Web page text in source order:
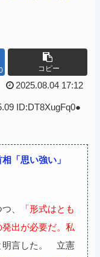
コピー
2025.08.04 17:12
ID:DT8XugFq0●
「思い強い」
、
「形式はとも
出が必要だ。私
明言した。 立憲